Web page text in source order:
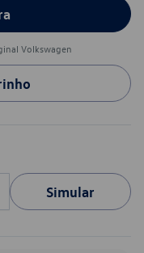
Volkswagen
Simular